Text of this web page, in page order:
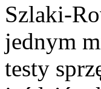
Szlaki-
jednym
testy